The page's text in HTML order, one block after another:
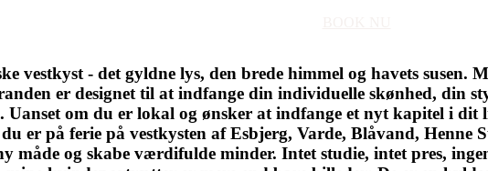
vestkyst - det gyldne lys, den brede himmel og havets susen.
er designet til at indfange din individuelle skønhed, din
Uanset om du er lokal og ønsker at indfange et nyt kapitel i
er på ferie på vestkysten af Esbjerg, Varde, Blåvand, Henne
måde og skabe værdifulde minder. Intet studie, intet pres,